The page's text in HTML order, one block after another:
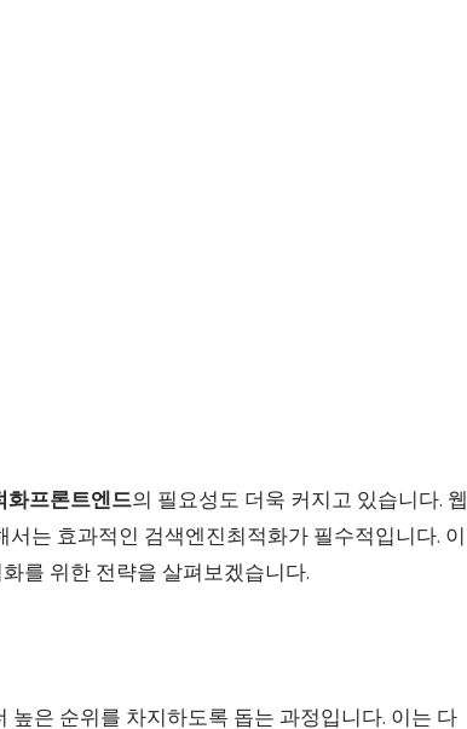
화프론트엔드의 필요성도 더욱 커지고 있습니다. 웹
는 효과적인 검색엔진최적화가 필수적입니다. 이
를 위한 전략을 살펴보겠습니다.
은 순위를 차지하도록 돕는 과정입니다. 이는 다